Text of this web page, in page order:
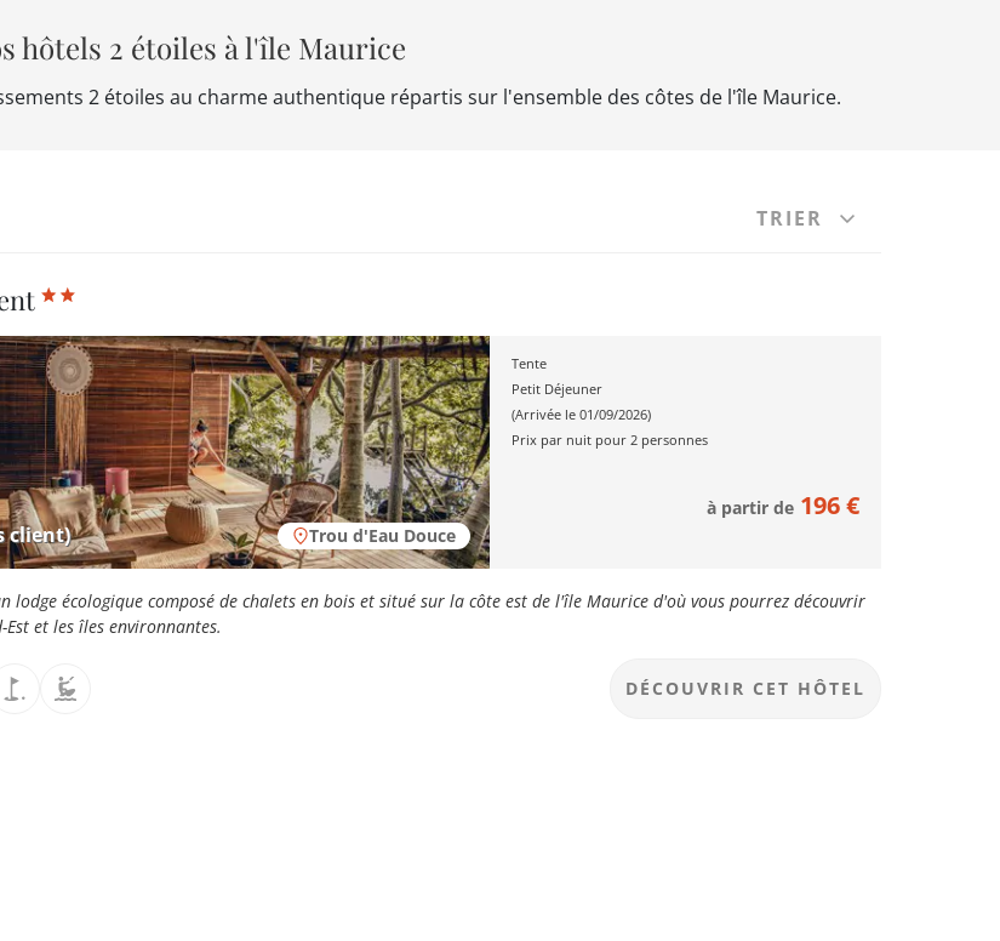
hôtels 2 étoiles à l'île Maurice
2 étoiles au charme authentique répartis sur l'ensemble des côtes de l'île Maurice.
TRIER
client) Trou d'Eau Douce
Tente
Petit Déjeuner
(Arrivée le 01/09/2026)
Prix par nuit pour 2 personnes
à partir de 196 €
lodge écologique composé de chalets en bois et situé sur la côte est de l'île Maurice d'où vous pourrez découvrir
et les îles environnantes.
DÉCOUVRIR CET HÔTEL